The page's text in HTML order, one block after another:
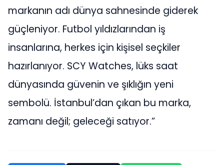
markanın adı dünya sahnesinde giderek
güçleniyor. Futbol yıldızlarından iş
insanlarına, herkes için kişisel seçkiler
hazırlanıyor. SCY Watches, lüks saat
dünyasında güvenin ve şıklığın yeni
sembolü. İstanbul’dan çıkan bu marka,
zamanı değil; geleceği satıyor.”